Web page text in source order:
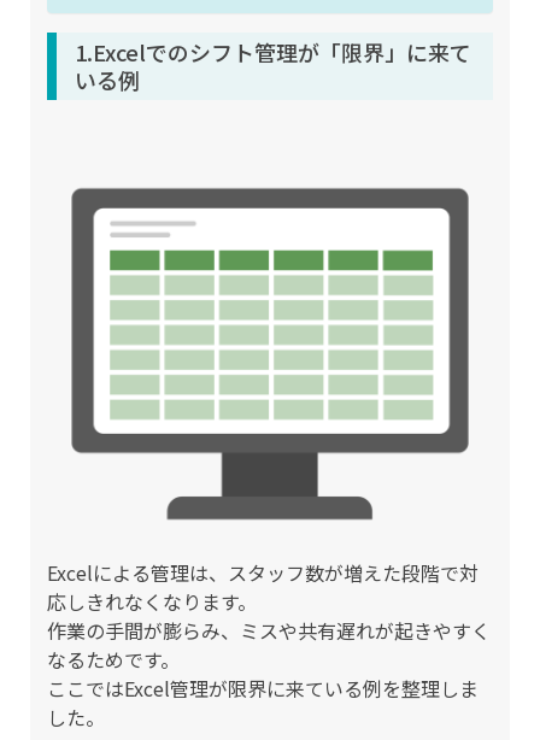
1.Excelでのシフト管理が「限界」に来て
いる例
Excelによる管理は、スタッフ数が増えた段階で対
応しきれなくなります。
作業の手間が膨らみ、ミスや共有遅れが起きやすく
なるためです。
ここではExcel管理が限界に来ている例を整理しま
した。